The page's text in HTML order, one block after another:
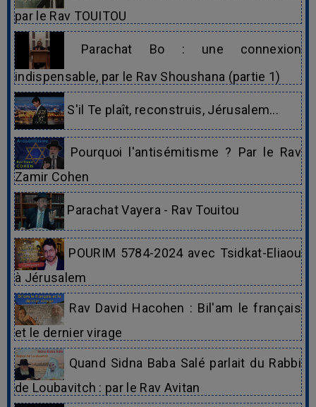
par le Rav TOUITOU
Parachat Bo : une connexion
indispensable, par le Rav Shoushana (partie 1)
S'il Te plaît, reconstruis, Jérusalem...
Pourquoi l'antisémitisme ? Par le Rav
Zamir Cohen
Parachat Vayera - Rav Touitou
POURIM 5784-2024 avec Tsidkat-Eliaou
à Jérusalem
Rav David Hacohen : Bil'am le français
et le dernier virage
Quand Sidna Baba Salé parlait du Rabbi
de Loubavitch : par le Rav Avitan